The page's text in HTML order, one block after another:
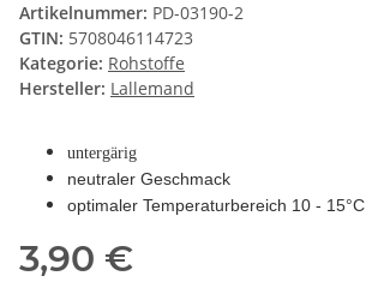
Artikelnummer: PD-03190-2
GTIN: 5708046114723
Kategorie: Rohstoffe
Hersteller: Lallemand
untergärig
neutraler Geschmack
optimaler Temperaturbereich 10 - 15°C
3,90 €